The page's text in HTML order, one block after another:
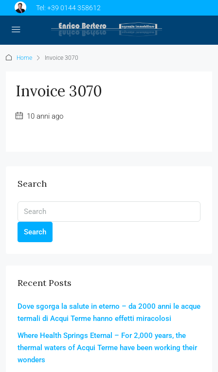
Tel: +39 0144 358612
Home Invoice 3070
Invoice 3070
10 anni ago
Search
Search
Recent Posts
Dove sgorga la salute in eterno – da 2000 anni le acque
termali di Acqui Terme hanno effetti miracolosi
Where Health Springs Eternal – For 2,000 years, the
thermal waters of Acqui Terme have been working their
wonders